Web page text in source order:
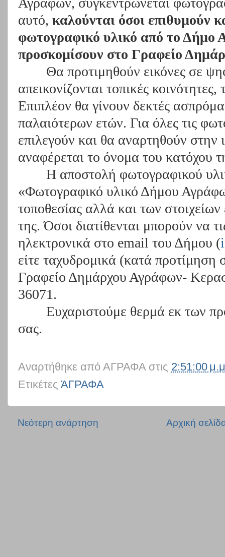
αυτό, καλούνται όσοι επιθυμούν
φωτογραφικό υλικό από το Δήμο
προσκομίσουν στο Γραφείο
Θα προτιμηθούν εικόνες σε
απεικονίζονται τοπικές
Επιπλέον θα γίνουν δεκτές
παλαιότερων ετών. Για όλες τις
επιλεγούν και θα αναρτηθούν στην
αναφέρεται το όνομα του κατόχου
Η αποστολή φωτογραφικού
«Φωτογραφικό υλικό Δήμου
τοποθεσίας αλλά και των
της. Όσοι διατίθενται μπορούν να
ηλεκτρονικά στο email του Δήμου (
είτε ταχυδρομικά (κατά προτίμηση
Γραφείο Δημάρχου Αγράφων-
36071.
Ευχαριστούμε θερμά εκ των
σας.
Αναρτήθηκε από ΑΓΡΑΦΑ στις 2:51:00
Ετικέτες ΆΓΡΑΦΑ
Νεότερη ανάρτηση Αρχική